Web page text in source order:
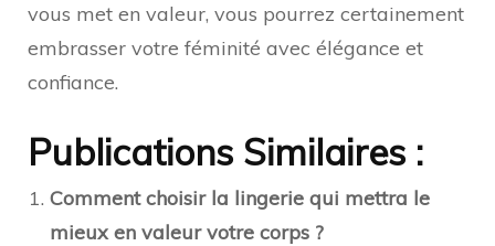
vous met en valeur, vous pourrez certainement
embrasser votre féminité avec élégance et
confiance.
Publications Similaires :
Comment choisir la lingerie qui mettra le
mieux en valeur votre corps ?